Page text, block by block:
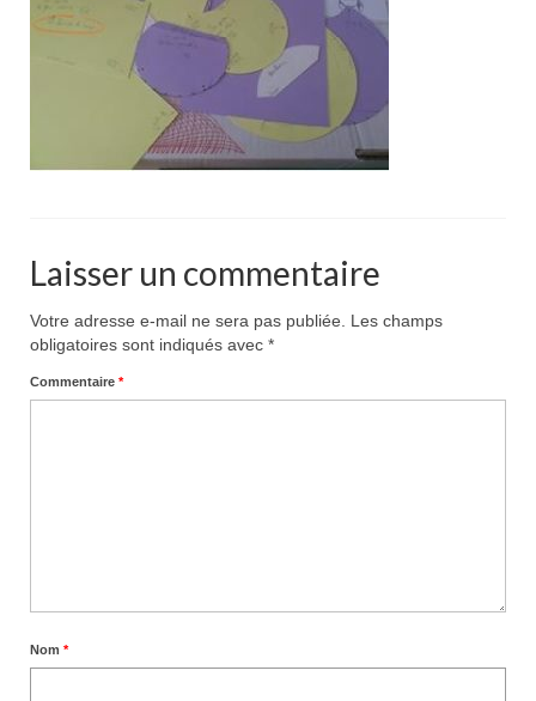
Pour acheter
Contact
Laisser un commentaire
Votre adresse e-mail ne sera pas publiée.
Les champs
obligatoires sont indiqués avec *
Commentaire *
Nom *